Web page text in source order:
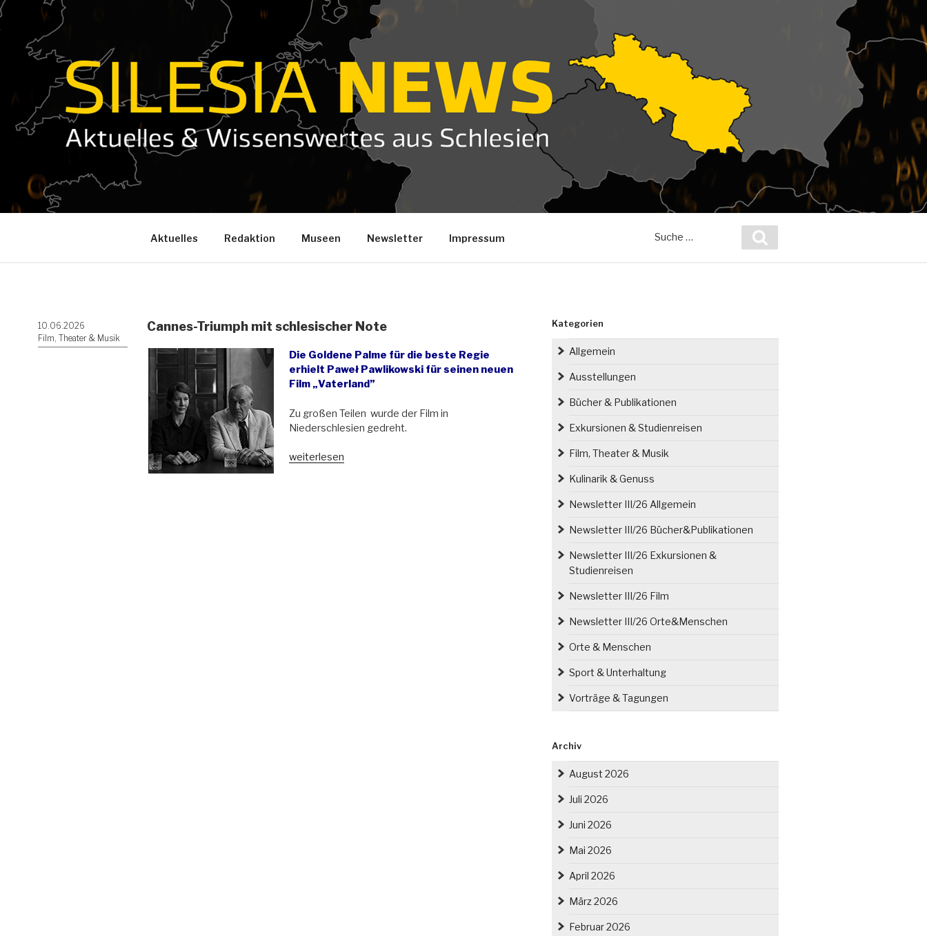
Zum
Inhalt
springen
Aktuelles Redaktion Museen Newsletter Impressum
nach:
Veröffentlicht
am
10.06.2026
Film, Theater & Musik
Cannes-Triumph mit schlesischer Note
Die Goldene Palme für die beste Regie
erhielt Paweł Pawlikowski für seinen neuen
Film „Vaterland”
Zu großen Teilen wurde der Film in
Niederschlesien gedreht.
„Cannes-
weiterlesen
Kategorien
Allgemein
Ausstellungen
Bücher & Publikationen
Exkursionen & Studienreisen
Film, Theater & Musik
Kulinarik & Genuss
Newsletter III/26 Allgemein
Newsletter III/26 Bücher&Publikationen
Newsletter III/26 Exkursionen &
Studienreisen
Newsletter III/26 Film
Newsletter III/26 Orte&Menschen
Orte & Menschen
Sport & Unterhaltung
Vorträge & Tagungen
Archiv
August 2026
Juli 2026
Juni 2026
Mai 2026
April 2026
März 2026
Februar 2026